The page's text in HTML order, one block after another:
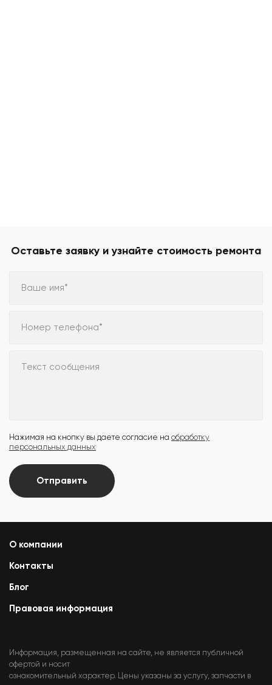
Оставьте заявку и узнайте стоимость ремонта
Ваше имя*
Номер телефона*
Текст сообщения
Нажимая на кнопку вы даете согласие на обработку
персональных данных
Отправить
О компании
Контакты
Блог
Правовая информация
Информация, размещенная на сайте, не является публичной
офертой и носит
ознакомительный характер. Цены указаны за услугу, запчасти в